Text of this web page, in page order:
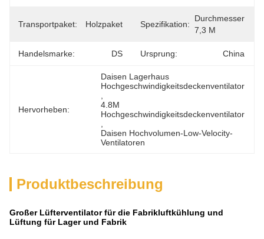
Transportpaket: Holzpaket Spezifikation:
Durchmesser
7,3 M
Handelsmarke: DS Ursprung: China
Hervorheben:
Daisen Lagerhaus
Hochgeschwindigkeitsdeckenventilator
4.8M
Hochgeschwindigkeitsdeckenventilator
Daisen Hochvolumen-Low-Velocity-
Ventilatoren
Produktbeschreibung
Großer Lüfterventilator für die Fabrikluftkühlung und
Lüftung für Lager und Fabrik